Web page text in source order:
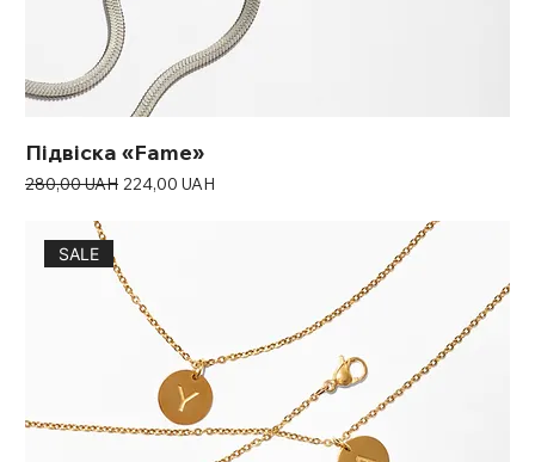
Підвіска «Fame»
Звичайна ціна
280,00 UAH За розпродажем
224,00 UAH
SALE